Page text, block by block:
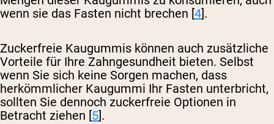
wenn sie das Fasten nicht brechen [4].
Zuckerfreie Kaugummis können auch zusätzliche
Vorteile für Ihre Zahngesundheit bieten. Selbst
wenn Sie sich keine Sorgen machen, dass
herkömmlicher Kaugummi Ihr Fasten unterbricht,
sollten Sie dennoch zuckerfreie Optionen in
Betracht ziehen [5].